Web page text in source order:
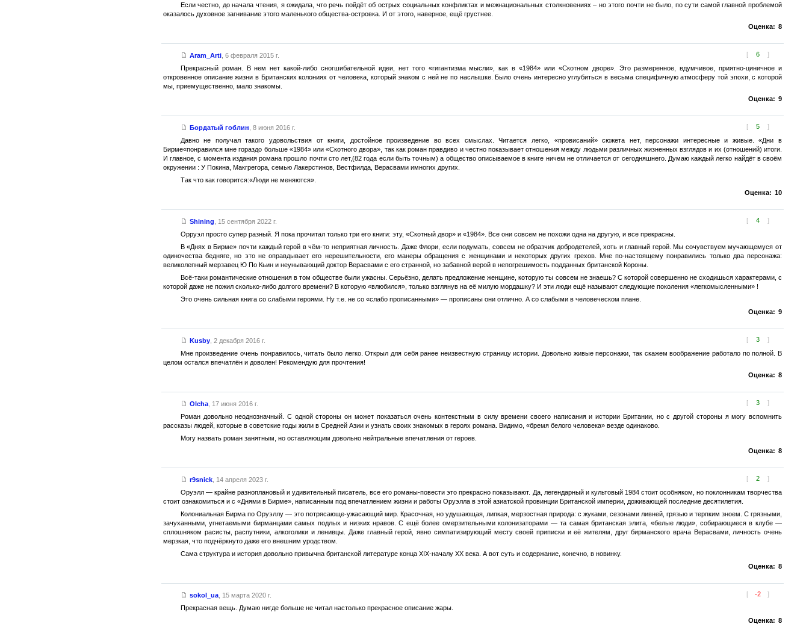
Если честно, до начала чтения, я ожидала, что речь пойдёт об острых социальных конфликтах и межнациональных столкновениях – но этого почти не было, по сути самой главной проблемой
оказалось духовное загнивание этого маленького общества-островка. И от этого, наверное, ещё грустнее.
Оценка: 8
[ 6 ]
Aram_Arti, 6 февраля 2015 г.
Прекрасный роман. В нем нет какой-либо сногшибательной идеи, нет того «гигантизма мысли», как в «1984» или «Скотном дворе». Это размеренное, вдумчивое, приятно-циничное и
откровенное описание жизни в Британских колониях от человека, который знаком с ней не по наслышке. Было очень интересно углубиться в весьма специфичную атмосферу той эпохи, с которой
мы, приемущественно, мало знакомы.
Оценка: 9
[ 5 ]
Бордатый гоблин 8 июня 2016 г.
Давно не получал такого удовольствия от книги, достойное произведение во всех смыслах. Читается легко, «провисаний» сюжета нет, персонажи интересные и живые. «Дни в
Бирме«понравился мне гораздо больше «1984» или «Скотного двора», так как роман правдиво и честно показывает отношения между людьми различных жизненных взглядов и их (отношений) итоги.
И главное, с момента издания романа прошло почти сто лет,(82 года если быть точным) а общество описываемое в книге ничем не отличается от сегодняшнего. Думаю каждый легко найдёт в своём
окружении : У Покина, Макгрегора, семью Лакерстинов, Вестфилда, Верасвами имногих других.
Так что как говорится:«Люди не меняются».
Оценка: 10
[ 4 ]
Shining
15 сентября 2022 г.
Орруэл просто супер разный. Я пока прочитал только три его книги: эту, «Скотный двор» и «1984». Все они совсем не похожи одна на другую, и все прекрасны.
В «Днях в Бирме» почти каждый герой в чём-то неприятная личность. Даже Флори, если подумать, совсем не образчик добродетелей, хоть и главный герой. Мы сочувствуем мучающемуся от
одиночества бедняге, но это не оправдывает его нерешительности, его манеры обращения с женщинами и некоторых других грехов. Мне по-настоящему понравились только два персонажа:
великолепный мерзавец Ю По Кьин и неунывающий доктор Верасвами с его странной, но забавной верой в непогрешимость подданных британской Короны.
Всё-таки романтические отношения в том обществе были ужасны. Серьёзно, делать предложение женщине, которую ты совсем не знаешь? С которой совершенно не сходишься характерами, с
которой даже не пожил сколько-либо долгого времени? В которую «влюбился», только взглянув на её милую мордашку? И эти люди ещё называют следующие поколения «легкомысленными» !
Это очень сильная книга со слабыми героями. Ну т.е. не со «слабо прописанными» — прописаны они отлично. А со слабыми в человеческом плане.
Оценка: 9
[ 3 ]
Kusby, 2 декабря 2016 г.
Мне произведение очень понравилось, читать было легко. Открыл для себя ранее неизвестную страницу истории. Довольно живые персонажи, так скажем воображение работало по полной. В
целом остался впечатлён и доволен! Рекомендую для прочтения!
Оценка: 8
[ 3 ]
Olcha, 17 июня 2016 г.
Роман довольно неоднозначный. С одной стороны он может показаться очень контекстным в силу времени своего написания и истории Британии, но с другой стороны я могу вспомнить
рассказы людей, которые в советские годы жили в Средней Азии и узнать своих знакомых в героях романа. Видимо, «бремя белого человека» везде одинаково.
Могу назвать роман занятным, но оставляющим довольно нейтральные впечатления от героев.
Оценка: 8
[ 2 ]
r9snick, 14 апреля 2023 г.
Оруэлл — крайне разноплановый и удивительный писатель, все его романы-повести это прекрасно показывают. Да, легендарный и культовый 1984 стоит особняком, но поклонникам творчества
стоит ознакомиться и с «Днями в Бирме», написанным под впечатлением жизни и работы Оруэлла в этой азиатской провинции Британской империи, доживающей последние десятилетия.
Колониальная Бирма по Оруэллу — это потрясающе-ужасающий мир. Красочная, но удушающая, липкая, мерзостная природа: с жуками, сезонами ливней, грязью и терпким зноем. С грязными,
зачуханными, угнетаемыми бирманцами самых подлых и низких нравов. С ещё более омерзительными колонизаторами — та самая британская элита, «белые люди», собирающиеся в клубе —
сплошняком расисты, распутники, алкоголики и ленивцы. Даже главный герой, явно симпатизирующий месту своей приписки и её жителям, друг бирманского врача Верасвами, личность очень
мерзкая, что подчёркнуто даже его внешним уродством.
Сама структура и история довольно привычна британской литературе конца XIX-началу XX века. А вот суть и содержание, конечно, в новинку.
Оценка: 8
[ -2 ]
sokol_ua, 15 марта 2020 г.
Прекрасная вещь. Думаю нигде больше не читал настолько прекрасное описание жары.
Оценка: 8